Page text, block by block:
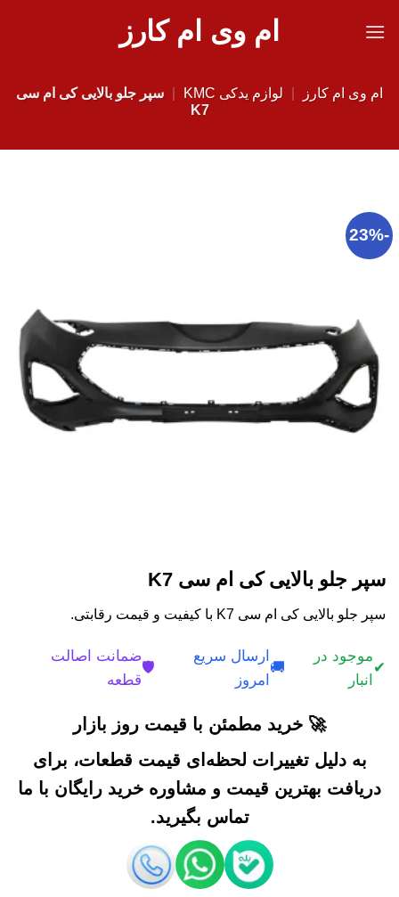
ام وی ام کارز
ام وی ام کارز لوازم یدکی KMC
سپر جلو بالایی کی ام سی
K7
-23%
سپر جلو بالایی کی ام سی K7
سپر جلو بالایی کی ام سی K7 با کیفیت و قیمت رقابتی.
✔
موجود در
انبار
🚚
ارسال سریع
امروز
🛡️
ضمانت اصالت
قطعه
🚀 خرید مطمئن با قیمت روز بازار
به دلیل تغییرات لحظه‌ای قیمت قطعات، برای
دریافت بهترین قیمت و مشاوره خرید رایگان با ما
تماس بگیرید.